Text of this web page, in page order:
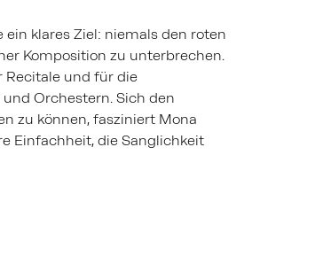
ein klares Ziel: niemals den roten
Komposition zu unterbrechen.
Recitale und für die
Orchestern. Sich den
zu können, fasziniert Mona
Einfachheit, die Sanglichkeit